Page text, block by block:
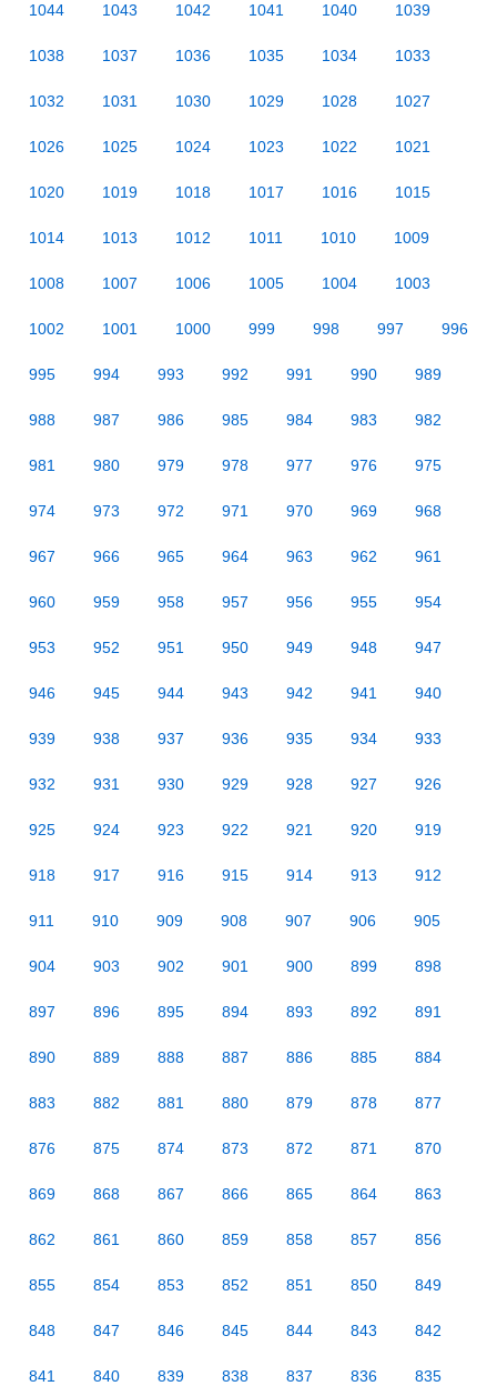
1044 1043 1042 1041 1040 1039
1038 1037 1036 1035 1034 1033
1032 1031 1030 1029 1028 1027
1026 1025 1024 1023 1022 1021
1020 1019 1018 1017 1016 1015
1014 1013 1012 1011 1010 1009
1008 1007 1006 1005 1004 1003
1002 1001 1000 999 998 997 996
995 994 993 992 991 990 989
988 987 986 985 984 983 982
981 980 979 978 977 976 975
974 973 972 971 970 969 968
967 966 965 964 963 962 961
960 959 958 957 956 955 954
953 952 951 950 949 948 947
946 945 944 943 942 941 940
939 938 937 936 935 934 933
932 931 930 929 928 927 926
925 924 923 922 921 920 919
918 917 916 915 914 913 912
911 910 909 908 907 906 905
904 903 902 901 900 899 898
897 896 895 894 893 892 891
890 889 888 887 886 885 884
883 882 881 880 879 878 877
876 875 874 873 872 871 870
869 868 867 866 865 864 863
862 861 860 859 858 857 856
855 854 853 852 851 850 849
848 847 846 845 844 843 842
841 840 839 838 837 836 835